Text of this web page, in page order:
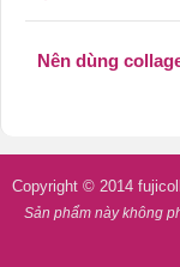
Nên dùng
Copyright © 2014
Sản phẩm này không